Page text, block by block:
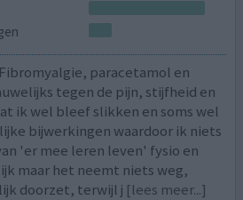
paracetamol en
tegen de pijn, stijfheid en
ik wel bleef slikken en soms wel
bijwerkingen waardoor ik niets
'er mee leren leven' fysio en
maar het neemt niets weg,
doorzet, terwijl j [lees meer...]